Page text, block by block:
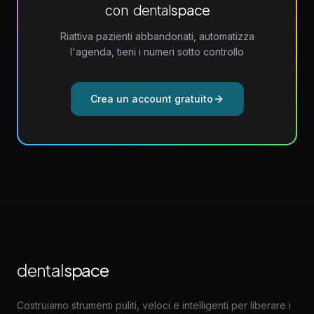
con dentalspace
Riattiva pazienti abbandonati, automatizza
l'agenda, tieni i numeri sotto controllo
Crea un account gratuito
dentalspace
Costruiamo strumenti puliti, veloci e intelligenti per liberare i